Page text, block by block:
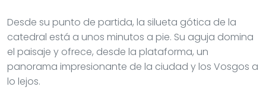
Desde su punto de partida, la silueta gótica de la
catedral está a unos minutos a pie. Su aguja domina
el paisaje y ofrece, desde la plataforma, un
panorama impresionante de la ciudad y los Vosgos a
lo lejos.